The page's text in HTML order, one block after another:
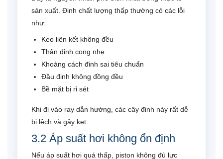
sản xuất. Đinh chất lượng thấp thường có các lỗi
như:
Keo liên kết không đều
Thân đinh cong nhẹ
Khoảng cách đinh sai tiêu chuẩn
Đầu đinh không đồng đều
Bề mặt bị rỉ sét
Khi đi vào ray dẫn hướng, các cây đinh này rất dễ
bị lệch và gây kẹt.
3.2 Áp suất hơi không ổn định
Nếu áp suất hơi quá thấp, piston không đủ lực